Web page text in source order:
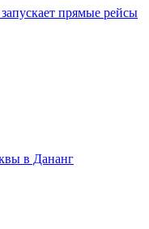
прямые рейсы
в Дананг